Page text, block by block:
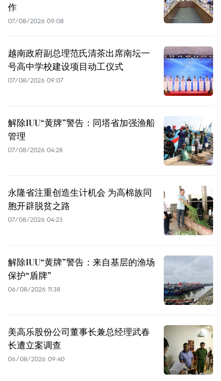
作
07/08/2026 09:08
越南政府副总理范氏清茶出席南坛一
号高中学校建设项目动工仪式
07/08/2026 09:07
解除IUU“黄牌”警告：同塔省加强渔船
管理
07/08/2026 04:28
永隆省注重创造生计机会 为高棉族同
胞开辟脱贫之路
07/08/2026 04:23
解除IUU“黄牌”警告：来自基层的渔场
保护“盾牌”
06/08/2026 11:38
美高乐股份公司董事长兼总经理武春
长遭立案调查
06/08/2026 09:40